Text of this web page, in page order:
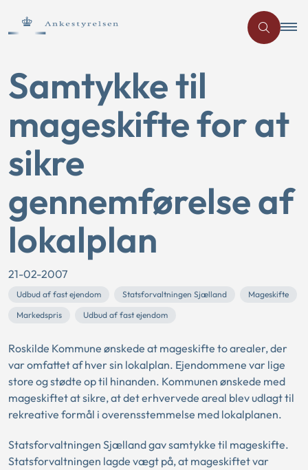
Samtykke til
mageskifte for at
sikre
gennemførelse af
lokalplan
21-02-2007
Udbud af fast ejendom Statsforvaltningen Sjælland
Mageskifte
Markedspris
Udbud af fast ejendom
Roskilde Kommune ønskede at mageskifte to arealer, der
var omfattet af hver sin lokalplan. Ejendommene var lige
store og stødte op til hinanden. Kommunen ønskede med
mageskiftet at sikre, at det erhvervede areal blev udlagt til
rekreative formål i overensstemmelse med lokalplanen.
Statsforvaltningen Sjælland gav samtykke til mageskifte.
Statsforvaltningen lagde vægt på, at mageskiftet var